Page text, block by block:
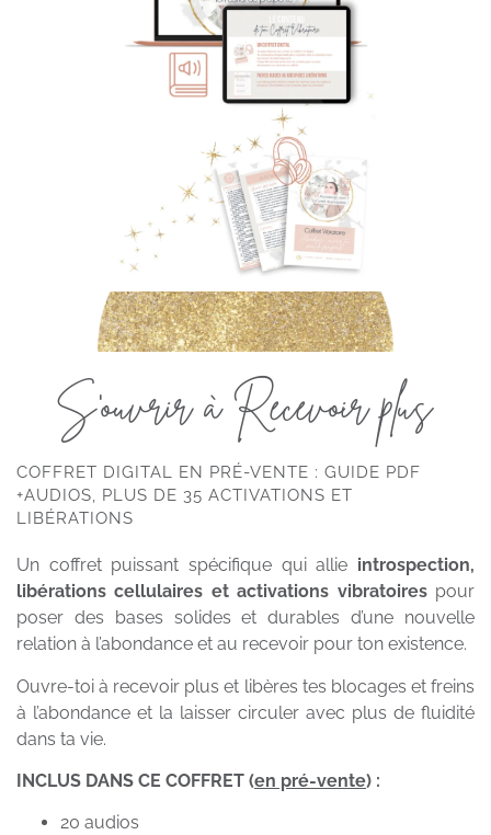
S'ouvrir à Recevoir plus
COFFRET DIGITAL EN PRÉ-VENTE : GUIDE PDF
+AUDIOS, PLUS DE 35 ACTIVATIONS ET
LIBÉRATIONS
Un coffret puissant spécifique qui allie introspection,
libérations cellulaires et activations vibratoires pour
poser des bases solides et durables d’une nouvelle
relation à l’abondance et au recevoir pour ton existence.
Ouvre-toi à recevoir plus et libères tes blocages et freins
à l’abondance et la laisser circuler avec plus de fluidité
dans ta vie.
INCLUS DANS CE COFFRET (en pré-vente) :
20 audios